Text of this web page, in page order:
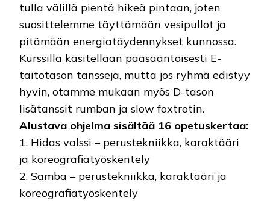
tulla välillä pientä hikeä pintaan, joten
suosittelemme täyttämään vesipullot ja
pitämään energiatäydennykset kunnossa.
Kurssilla käsitellään pääsääntöisesti E-
taitotason tansseja, mutta jos ryhmä edistyy
hyvin, otamme mukaan myös D-tason
lisätanssit rumban ja slow foxtrotin.
Alustava ohjelma sisältää 16 opetuskertaa:
1. Hidas valssi – perustekniikka, karaktääri
ja koreografiatyöskentely
2. Samba – perustekniikka, karaktääri ja
koreografiatyöskentely